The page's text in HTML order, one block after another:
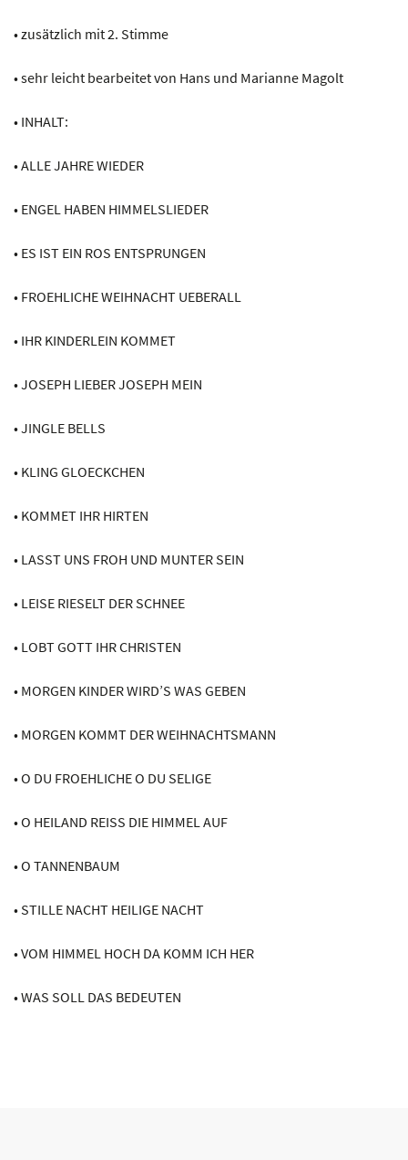
• zusätzlich mit 2. Stimme
• sehr leicht bearbeitet von Hans und Marianne Magolt
• INHALT:
• ALLE JAHRE WIEDER
• ENGEL HABEN HIMMELSLIEDER
• ES IST EIN ROS ENTSPRUNGEN
• FROEHLICHE WEIHNACHT UEBERALL
• IHR KINDERLEIN KOMMET
• JOSEPH LIEBER JOSEPH MEIN
• JINGLE BELLS
• KLING GLOECKCHEN
• KOMMET IHR HIRTEN
• LASST UNS FROH UND MUNTER SEIN
• LEISE RIESELT DER SCHNEE
• LOBT GOTT IHR CHRISTEN
• MORGEN KINDER WIRD’S WAS GEBEN
• MORGEN KOMMT DER WEIHNACHTSMANN
• O DU FROEHLICHE O DU SELIGE
• O HEILAND REISS DIE HIMMEL AUF
• O TANNENBAUM
• STILLE NACHT HEILIGE NACHT
• VOM HIMMEL HOCH DA KOMM ICH HER
• WAS SOLL DAS BEDEUTEN